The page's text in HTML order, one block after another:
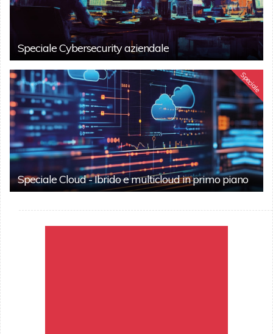
Speciale Cybersecurity aziendale
Speciale
Speciale Cloud - Ibrido e multicloud in primo piano